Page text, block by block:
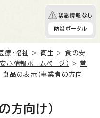
緊急情報なし
防災ポータル
療・福祉 > 衛生 > 食の安
心情報ホームページ）
> 営
品の表示（事業者の方向
方向け）